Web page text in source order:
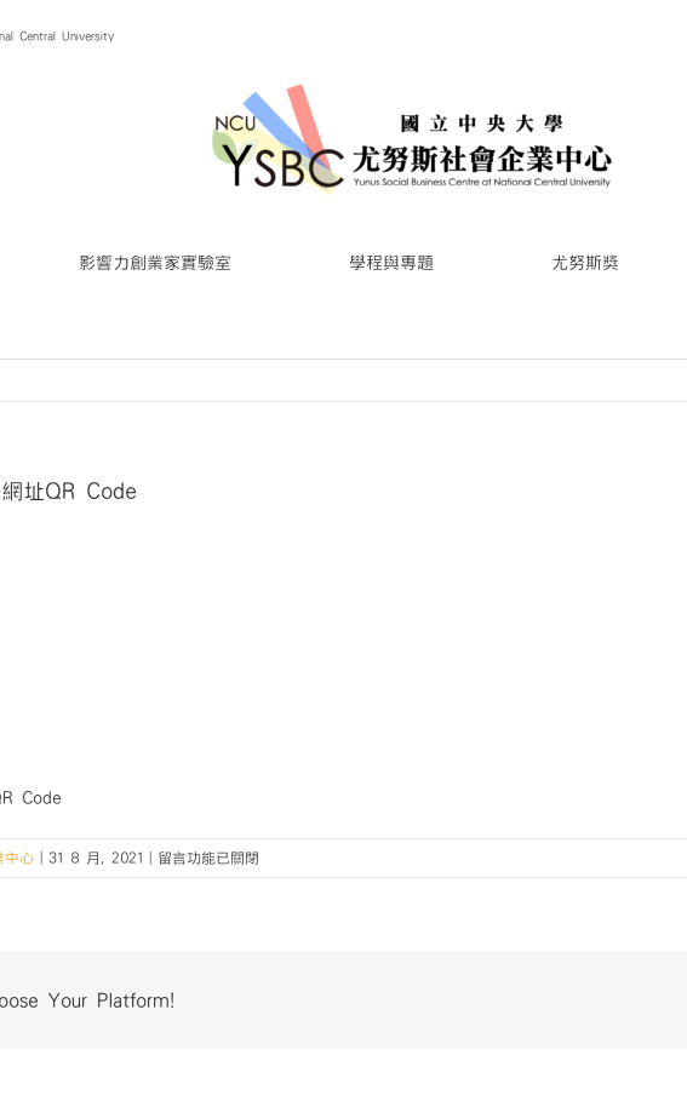
Central University
影響力創業家實驗室 學程與專題 尤努斯獎
址QR Code
Code
中心 31 8 月, 2021
在
〈第
斯
留言功能已關閉
Your Platform!